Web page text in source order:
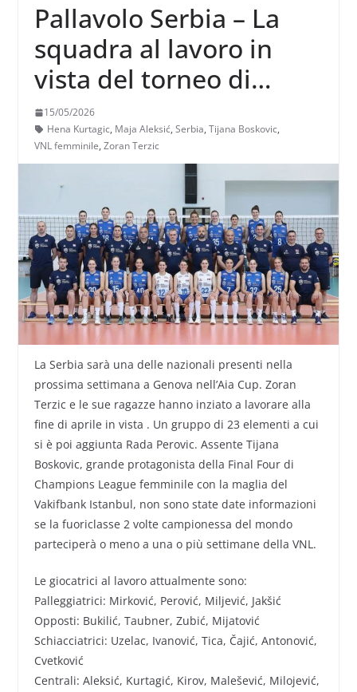
Pallavolo Serbia – La
squadra al lavoro in
vista del torneo di
Genova e della VNL
15/05/2026
Hena Kurtagic, Maja Aleksić, Serbia, Tijana Boskovic,
VNL femminile, Zoran Terzic
La Serbia sarà una delle nazionali presenti nella
prossima settimana a Genova nell’Aia Cup. Zoran
Terzic e le sue ragazze hanno inziato a lavorare alla
fine di aprile in vista . Un gruppo di 23 elementi a cui
si è poi aggiunta Rada Perovic. Assente Tijana
Boskovic, grande protagonista della Final Four di
Champions League femminile con la maglia del
Vakifbank Istanbul, non sono state date informazioni
se la fuoriclasse 2 volte campionessa del mondo
parteciperà o meno a una o più settimane della VNL.
Le giocatrici al lavoro attualmente sono:
Palleggiatrici: Mirković, Perović, Miljević, Jakšić
Opposti: Bukilić, Taubner, Zubić, Mijatović
Schiacciatrici: Uzelac, Ivanović, Tica, Čajić, Antonović,
Cvetković
Centrali: Aleksić, Kurtagić, Kirov, Malešević, Milojević,